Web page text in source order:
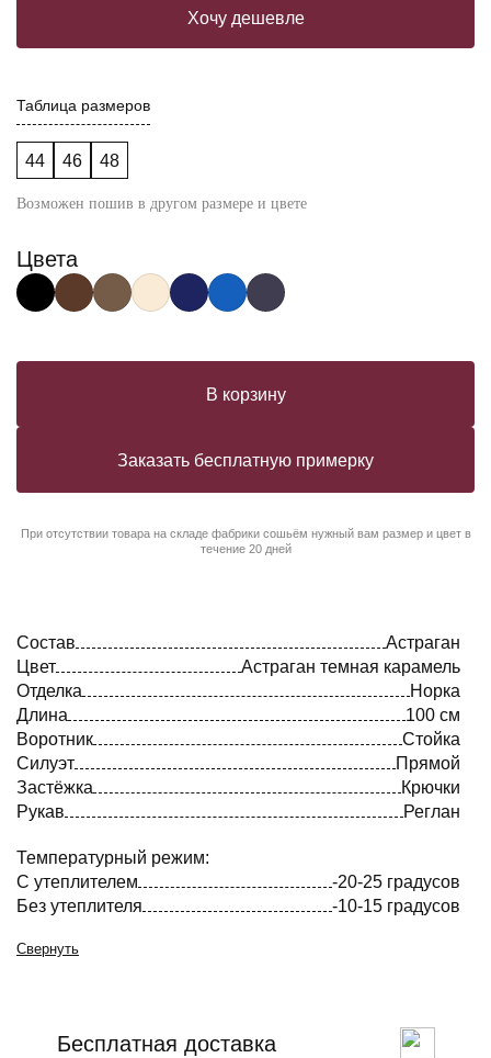
Хочу дешевле
Таблица размеров
44 46 48
Возможен пошив в другом размере и цвете
Цвета
В корзину
Заказать бесплатную примерку
При отсутствии товара на складе фабрики сошьём нужный вам размер и цвет в
течение 20 дней
Состав
Астраган
Цвет
Астраган темная карамель
Отделка
Норка
Длина
100 см
Воротник
Стойка
Силуэт
Прямой
Застёжка
Крючки
Рукав
Реглан
Температурный режим:
С утеплителем
-20-25 градусов
Без утеплителя
-10-15 градусов
Свернуть
Бесплатная доставка